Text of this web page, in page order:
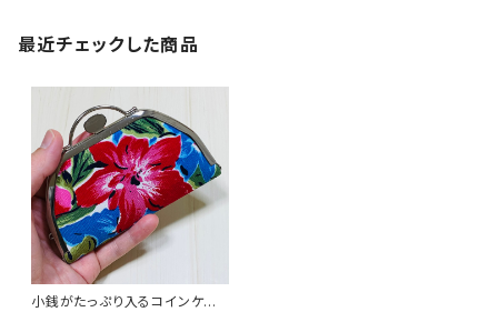
最近チェックした商品
小銭がたっぷり入るコインケー